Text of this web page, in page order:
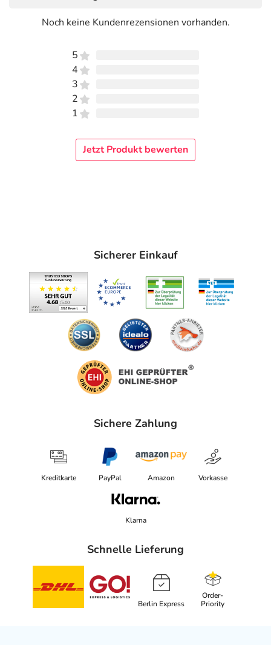
Noch keine Kundenrezensionen vorhanden.
5
4
3
2
1
Jetzt Produkt bewerten
Sicherer Einkauf
Sichere Zahlung
Kreditkarte PayPal Amazon Vorkasse
Klarna
Schnelle Lieferung
Berlin Express
Order-
Priority